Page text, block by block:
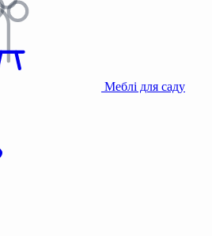
Меблі для саду